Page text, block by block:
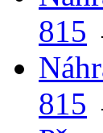
815
815